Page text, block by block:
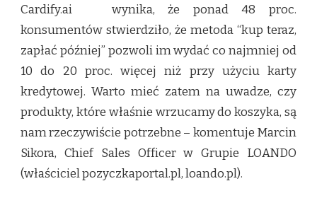
Cardify.ai wynika, że ponad 48 proc.
konsumentów stwierdziło, że metoda “kup teraz,
zapłać później” pozwoli im wydać co najmniej od
10 do 20 proc. więcej niż przy użyciu karty
kredytowej. Warto mieć zatem na uwadze, czy
produkty, które właśnie wrzucamy do koszyka, są
nam rzeczywiście potrzebne – komentuje Marcin
Sikora, Chief Sales Officer w Grupie LOANDO
(właściciel pozyczkaportal.pl, loando.pl).